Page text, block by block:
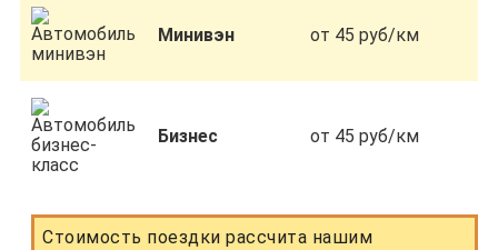
Минивэн от 45 руб/км
Бизнес от 45 руб/км
Стоимость поездки рассчита нашим